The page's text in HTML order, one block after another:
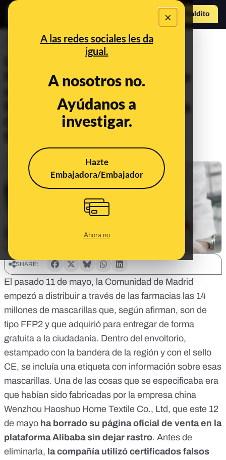
×
A las redes sociales les da
igual.
A nosotros no.
Ayúdanos a
investigar.
Hazte
Embajadora/Embajador
Ahora no
Hazte Maldito
PREBUNKING
Los certificados de
homologación europea que
mostraba la empresa que
fabricó las mascarillas de la
Comunidad de Madrid son
Publicado el
SHARE:
El pasado 11 de mayo, la Comunidad de Madrid
empezó a distribuir a través de las farmacias las 14
millones de mascarillas que, según afirman, son de
tipo FFP2 y que adquirió para entregar de forma
gratuita a la ciudadanía. Dentro del envoltorio,
estampado con la bandera de la región y con el sello
CE, se incluía una etiqueta con información sobre esas
mascarillas. Una de las cosas que se especificaba era
que habían sido fabricadas por la empresa china
Wenzhou Haoshuo Home Textile Co., Ltd, que este 12
de mayo ha borrado su páginaoficial de venta en la
plataforma Alibaba sin dejar rastro. Antes de
eliminarla, la compañía utilizó certificados falsos